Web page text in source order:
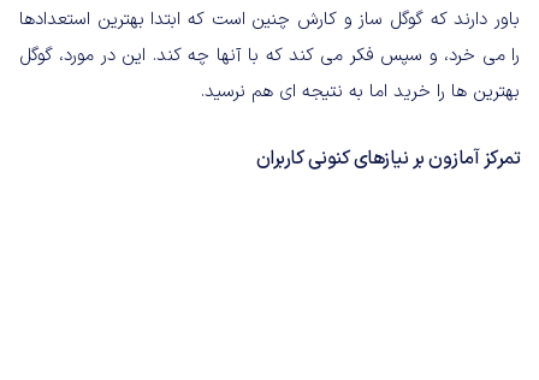
باور دارند که گوگل ساز و کارش چنین است که ابتدا بهترین استعدادها
را می خرد، و سپس فکر می کند که با آنها چه کند. این در مورد، گوگل
بهترین ها را خرید اما به نتیجه ای هم نرسید.
تمرکز آمازون بر نیازهای کنونی کاربران